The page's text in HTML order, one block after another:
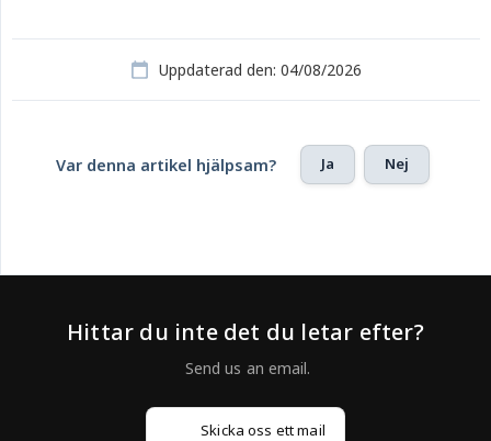
Uppdaterad den: 04/08/2026
Var denna artikel hjälpsam? Ja Nej
Hittar du inte det du letar efter?
Skicka oss ett mail